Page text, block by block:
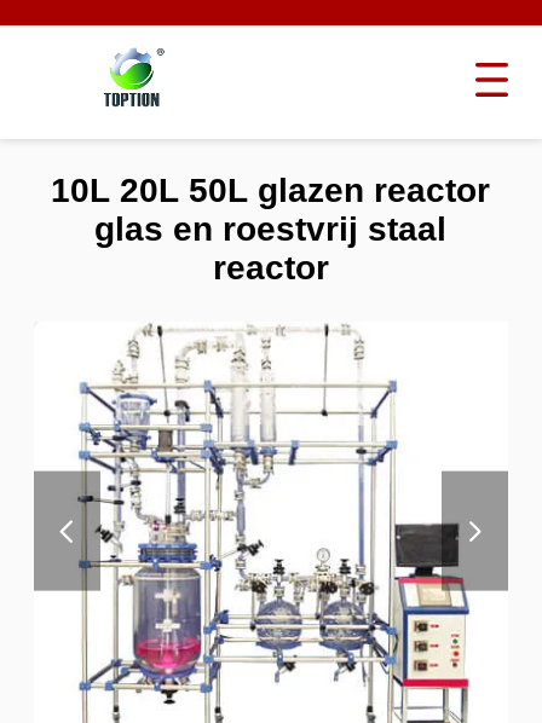
10L 20L 50L glazen reactor
glas en roestvrij staal
reactor